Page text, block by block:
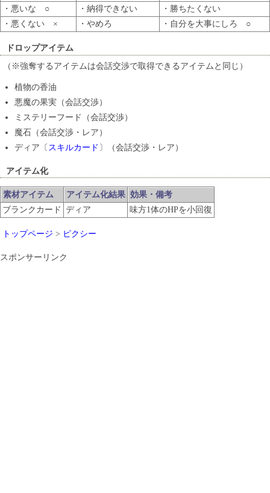
・悪いな ○ ・納得できない
・勝ちたくない
・悪くない ×
・やめろ ・自分を大事にしろ ○
ドロップアイテム
（※強奪するアイテムは会話交渉で取得できるアイテムと同じ）
植物の香油
悪魔の果実（会話交渉）
ミステリーフード（会話交渉）
魔石（会話交渉・レア）
ディア〔 スキルカード 〕（会話交渉・レア）
アイテム化
素材アイテム アイテム化結果 効果・備考
ブランクカード ディア 味方1体のHPを小回復
トップページ > ピクシー
スポンサーリンク